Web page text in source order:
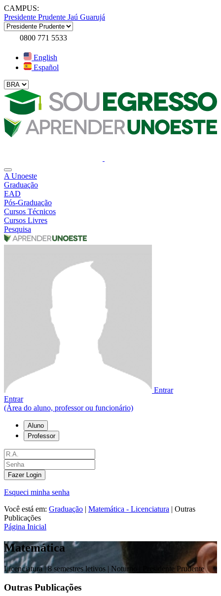
CAMPUS:
Presidente Prudente Jaú Guarujá
0800 771 5533
English
Español
A Unoeste
Graduação
EAD
Pós-Graduação
Cursos Técnicos
Cursos Livres
Pesquisa
Entrar
Entrar
(Área do aluno, professor ou funcionário)
Aluno
Professor
Fazer Login
Esqueci minha senha
Você está em: Graduação | Matemática - Licenciatura | Outras
Publicações
Página Inicial
Matemática
Licenciatura |8 semestres letivos | Noturno | Presidente Prudente
Outras Publicações